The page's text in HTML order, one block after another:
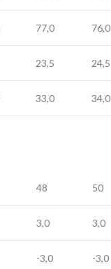
77,0 76,0
23,5 24,5
33,0 34,0
48 50
3,0 3,0
-3,0 -3,0